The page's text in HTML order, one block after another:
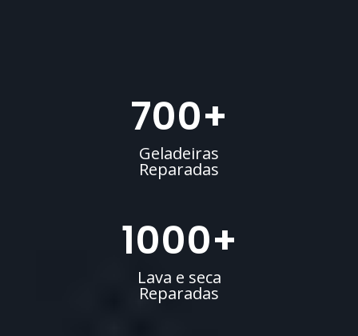
700+
Geladeiras
Reparadas
1000+
Lava e seca
Reparadas